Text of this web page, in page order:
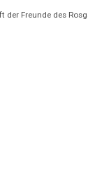
der Freunde des